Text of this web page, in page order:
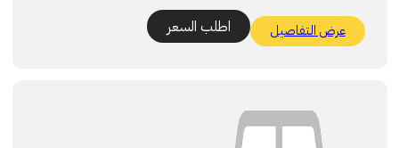
عرض التفاصيل اطلب السعر